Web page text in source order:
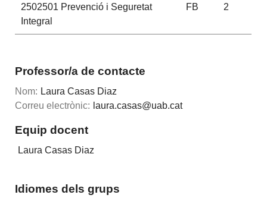
2502501 Prevenció i Seguretat
Integral
FB 2
Professor/a de contacte
Nom: Laura Casas Diaz
Correu electrònic: laura.casas@uab.cat
Equip docent
Laura Casas Diaz
Idiomes dels grups